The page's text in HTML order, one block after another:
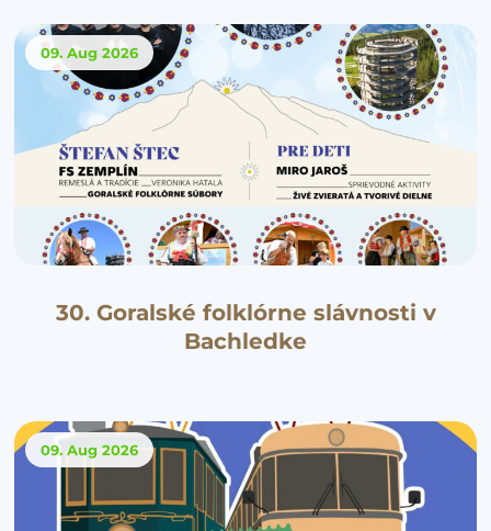
09. Aug 2026
30. Goralské folklórne slávnosti v
Bachledke
09. Aug 2026